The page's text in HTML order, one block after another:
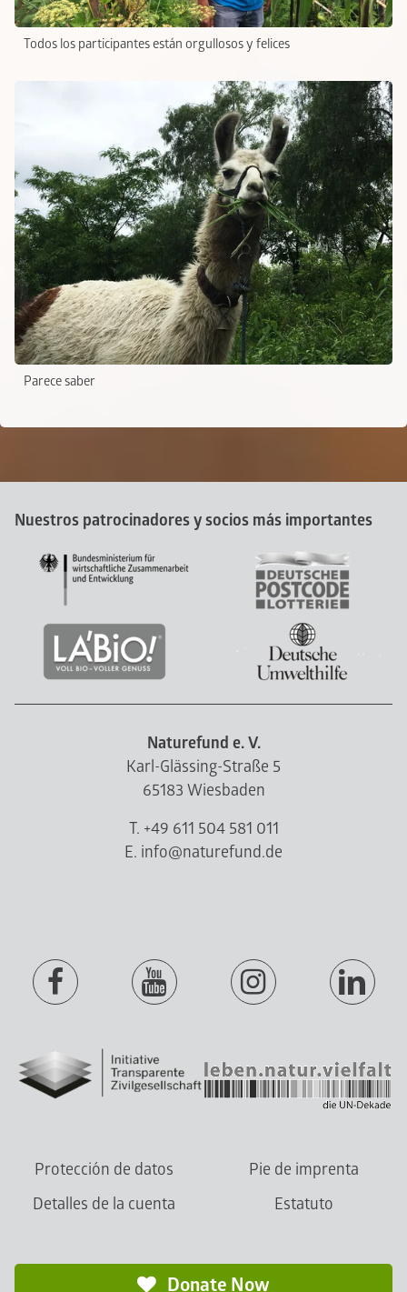
Todos los participantes están orgullosos y felices
Parece saber
Nuestros patrocinadores y socios más importantes
Naturefund e. V.
Karl-Glässing-Straße 5
65183 Wiesbaden
T. +49 611 504 581 011
E. info@naturefund.de
Protección de datos
Pie de imprenta
Detalles de la cuenta
Estatuto
Donate Now